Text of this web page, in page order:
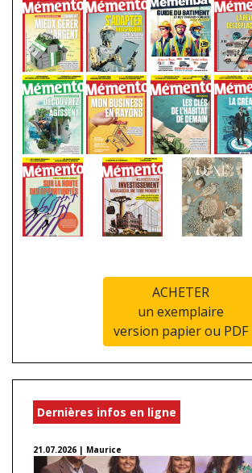
ACHETER
un exemplaire
version papier ou PDF
Dernières infos en ligne
21.07.2026 | Maurice